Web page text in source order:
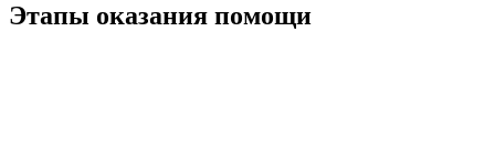
Этапы оказания помощи